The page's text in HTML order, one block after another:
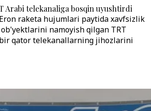
Arabi telekanaliga bosqin uyushtirdi
raketa hujumlari paytida xavfsizlik
namoyish qilgan TRT
qator telekanallarning jihozlarini